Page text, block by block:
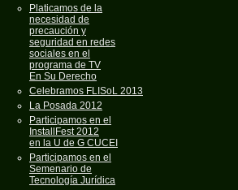
Platicamos de la
necesidad de
precaución y
seguridad en redes
sociales en el
programa de TV
En Su Derecho
Celebramos FLISoL 2013
La Posada 2012
Participamos en el
InstallFest 2012
en la U de G CUCEI
Participamos en el
Semenario de
Tecnología Jurídica